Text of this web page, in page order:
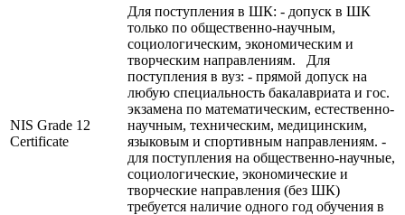
NIS Grade 12
Certificate
Для поступления в ШК: - допуск в ШК
только по общественно-научным,
социологическим, экономическим и
творческим направлениям. Для
поступления в вуз: - прямой допуск на
любую специальность бакалавриата и гос.
экзамена по математическим, естественно-
научным, техническим, медицинским,
языковым и спортивным направлениям. -
для поступления на общественно-научные,
социологические, экономические и
творческие направления (без ШК)
требуется наличие одного год обучения в